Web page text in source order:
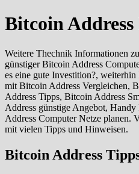
und
ist
eine
gute
Investition?
Bitcoin
Weitere Thechnik Informationen
günstiger Bitcoin Address
es eine gute Investition?,
mit Bitcoin Address Vergleichen,
Address Tipps, Bitcoin Address
Address günstige Angebot,
Address Computer Netze planen.
mit vielen Tipps und Hinweisen.
Bitcoin Address